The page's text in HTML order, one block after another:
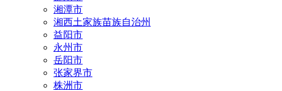
湘潭市
湘西土家族苗族自治州
益阳市
永州市
岳阳市
张家界市
株洲市